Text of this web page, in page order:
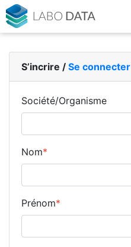
S’incrire / Se connecter
Société/Organisme
Nom*
Prénom*